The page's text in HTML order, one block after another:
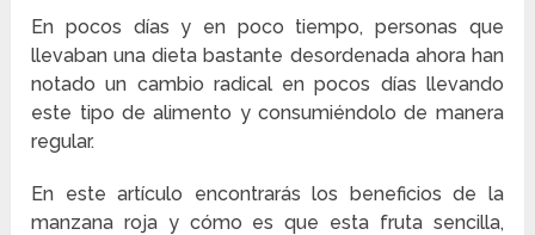
En pocos días y en poco tiempo, personas que
llevaban una dieta bastante desordenada ahora han
notado un cambio radical en pocos días llevando
este tipo de alimento y consumiéndolo de manera
regular.
En este artículo encontrarás los beneficios de la
manzana roja y cómo es que esta fruta sencilla,